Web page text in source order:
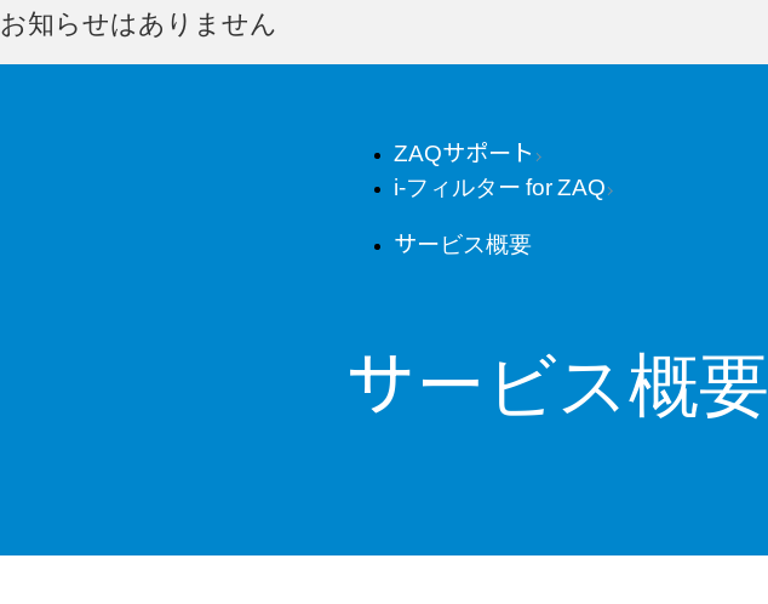
お知らせはありません
ZAQサポート
i-フィルター for ZAQ
サービス概要
サービス概要